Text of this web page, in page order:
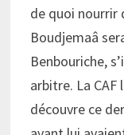
de quoi nourrir
Boudjemaâ
Benbouriche,
arbitre. La CAF
découvre ce